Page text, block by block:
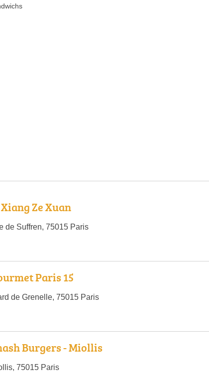
Ze Xuan
de Suffren, 75015 Paris
Paris 15
de Grenelle, 75015 Paris
Burgers - Miollis
75015 Paris